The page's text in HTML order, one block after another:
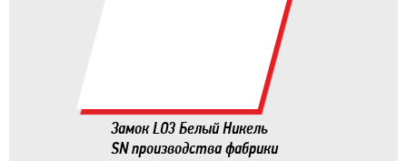
Замок LO3 Белый Никель
SN производства фабрики